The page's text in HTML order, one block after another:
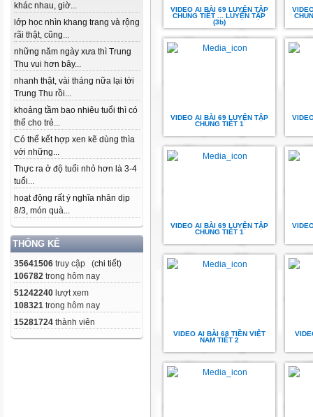
khác nhau, giờ...
lớp học nhìn khang trang và rộng
rãi thật, cũng...
những năm ngày xưa thì Trung
Thu vui hơn bây...
nhanh thật, vài tháng nữa lại tới
Trung Thu rồi...
khoảng tầm bao nhiêu tuổi thì có
thể cho trẻ...
Có thể kết hợp xen kẽ dùng thìa
với những...
Thực ra ở độ tuổi nhỏ hơn là 3-4
tuổi...
hoạt động rất ý nghĩa nhân dịp
8/3, món quà...
THỐNG KÊ
35641506 truy cập (chi tiết)
106782 trong hôm nay
51242240 lượt xem
108321 trong hôm nay
15281724 thành viên
VIDEO AI BÀI 69 LUYỆN TẬP
CHUNG TIẾT ... LUYỆN TẬP
(3b)
VIDEO AI BÀI 69 LUYỆN TẬP
CHUNG TIẾT 1
VIDEO AI BÀI 69 LUYỆN TẬP
CHUNG TIẾT 1
VIDEO AI BÀI 68 TIỀN VIỆT
NAM TIẾT 2